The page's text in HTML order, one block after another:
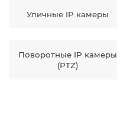
Уличные IP камеры
Поворотные IP камеры
(PTZ)